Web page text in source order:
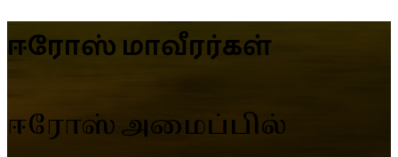
ஈரோஸ் மாவீரர்கள்
ஈரோஸ் அமைப்பில்